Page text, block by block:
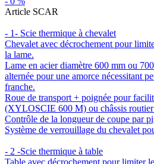
Article SCAR
- 1- Scie thermique à chevalet
Chevalet avec décrochement pour
la lame.
Lame en acier diamètre 600 mm ou
alternée pour une amorce nécessitant
franche.
Roue de transport + poignée pour
(XYLOSCIE 600 M) ou châssis
Contrôle de la longueur de coupe par
Système de verrouillage du chevalet
- 2 -Scie thermique à table
Table avec décrochement pour limiter